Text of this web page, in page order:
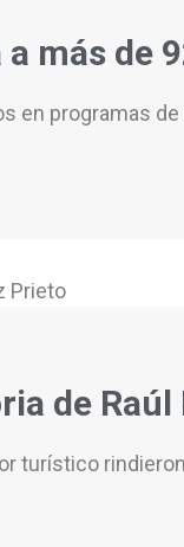
más de
en programas
de
turístico